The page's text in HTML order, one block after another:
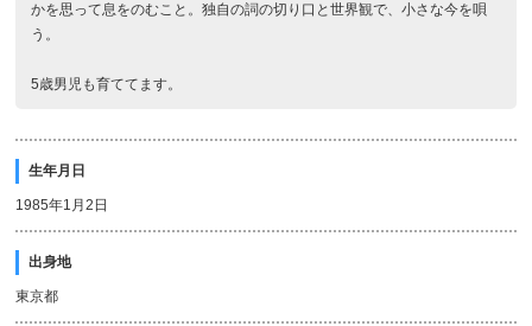
かを思って息をのむこと。独自の詞の切り口と世界観で、小さな今を唄
う。
5歳男児も育ててます。
生年月日
1985年1月2日
出身地
東京都